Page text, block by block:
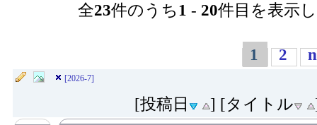
全23件のうち1 - 20件目を表示
1 2
[2026-7]
[投稿日 ] [タイトル